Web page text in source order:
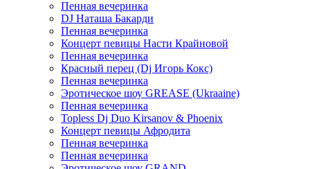
Пенная вечеринка
DJ Наташа Бакарди
Пенная вечеринка
Концерт певицы Насти Крайновой
Пенная вечеринка
Красный перец (Dj Игорь Кокс)
Пенная вечеринка
Эротическое шоу GREASE (Ukraaine)
Пенная вечеринка
Topless Dj Duo Kirsanov & Phoenix
Концерт певицы Афродита
Пенная вечеринка
Пенная вечеринка